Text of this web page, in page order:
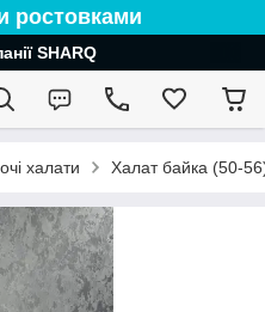
ростовками
SHARQ
халати Халат байка (50-